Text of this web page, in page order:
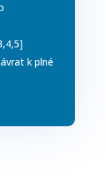
k plné